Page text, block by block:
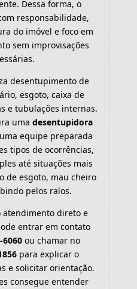
Dessa forma, o
responsabilidade,
do imóvel e foco em
sem improvisações
desentupimento de
esgoto, caixa de
e tubulações internas.
uma desentupidora
equipe preparada
tipos de ocorrências,
até situações mais
de esgoto, mau cheiro
pelos ralos.
direto e
entrar em contato
6060ou chamar no
para explicar o
e solicitar orientação.
consegue entender